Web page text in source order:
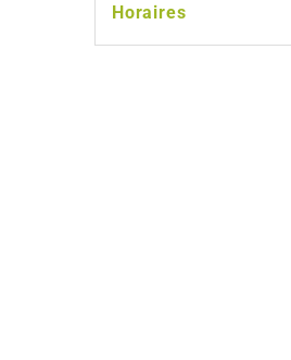
Horaires